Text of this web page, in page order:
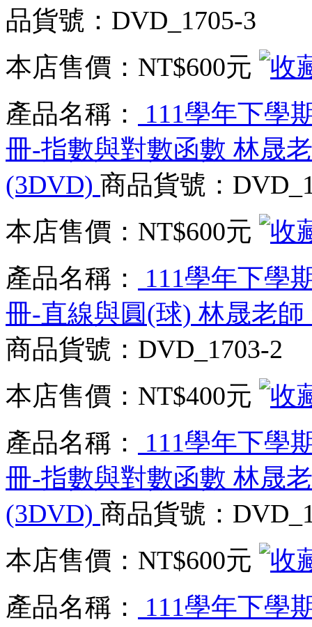
品貨號：DVD_1705-3
本店售價： NT$600元
產品名稱：
111學年下學
冊-指數與對數函數 林晟
(3DVD) 商品貨號：
本店售價： NT$600元
產品名稱：
111學年下學
冊-直線與圓(球) 林晟老
商品貨號：DVD_1703-2
本店售價： NT$400元
產品名稱：
111學年下學
冊-指數與對數函數 林晟
(3DVD) 商品貨號：
本店售價： NT$600元
產品名稱：
111學年下學